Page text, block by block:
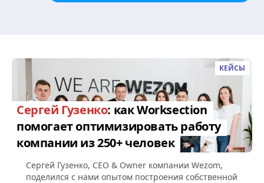
КЕЙСЫ
Сергей Гузенко: как Worksection
помогает оптимизировать работу
компании из 250+ человек
Сергей Гузенко, СEO & Owner компании Wezom,
поделился с нами опытом построения собственной